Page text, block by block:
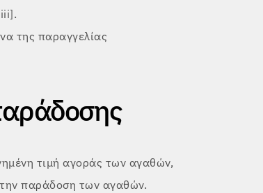
της παραγγελίας
τιμή αγοράς των αγαθών,
την παράδοση των αγαθών.